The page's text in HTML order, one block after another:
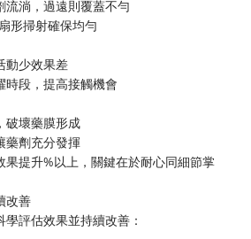
流淌，過遠則覆蓋不勻
形掃射確保均勻
動少效果差
時段，提高接觸機會
破壞藥膜形成
藥劑充分發揮
果提升%以上，關鍵在於耐心同細節掌
改善
評估效果並持續改善：